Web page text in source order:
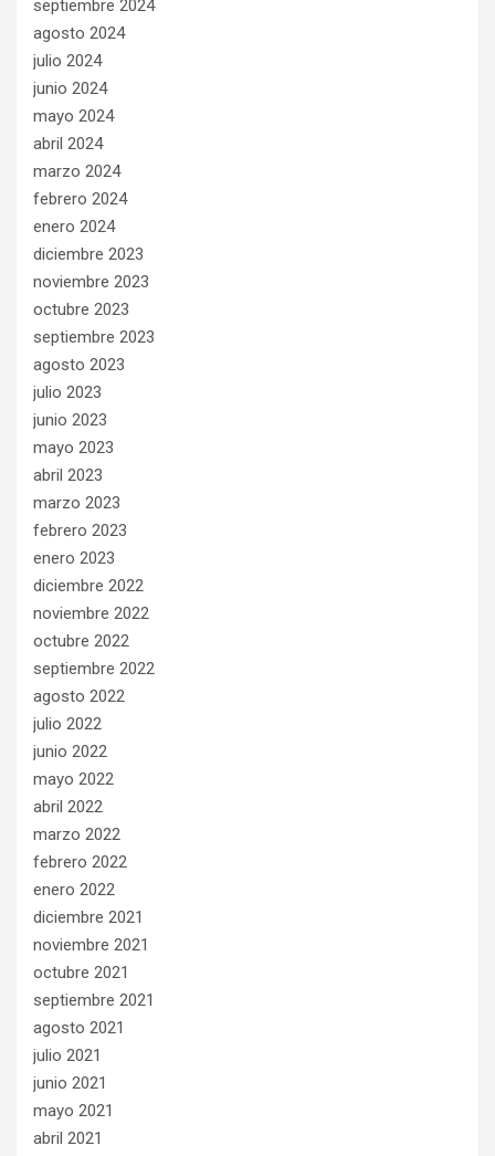
septiembre 2024
agosto 2024
julio 2024
junio 2024
mayo 2024
abril 2024
marzo 2024
febrero 2024
enero 2024
diciembre 2023
noviembre 2023
octubre 2023
septiembre 2023
agosto 2023
julio 2023
junio 2023
mayo 2023
abril 2023
marzo 2023
febrero 2023
enero 2023
diciembre 2022
noviembre 2022
octubre 2022
septiembre 2022
agosto 2022
julio 2022
junio 2022
mayo 2022
abril 2022
marzo 2022
febrero 2022
enero 2022
diciembre 2021
noviembre 2021
octubre 2021
septiembre 2021
agosto 2021
julio 2021
junio 2021
mayo 2021
abril 2021